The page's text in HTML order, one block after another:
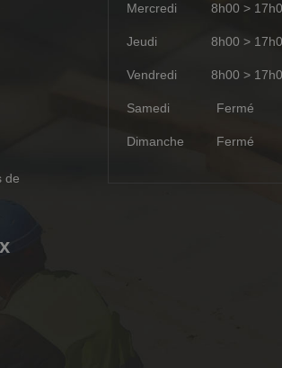
de
Mercredi 8h00 >
Jeudi 8h00 >
Vendredi 8h00 >
Samedi
Dimanche